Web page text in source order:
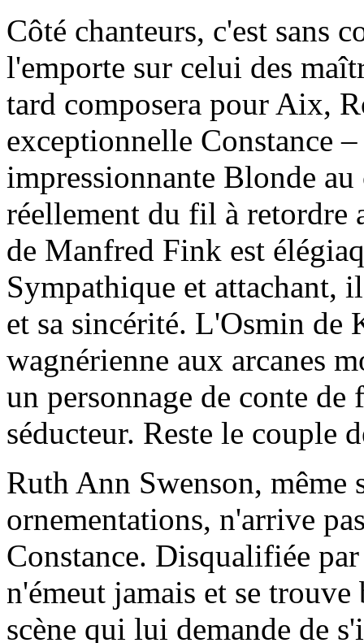
Côté chanteurs, c'est sans
l'emporte sur celui des
tard composera pour Aix,
exceptionnelle Constance
impressionnante Blonde
réellement du fil à retordre
de Manfred Fink est
Sympathique et attachant,
et sa sincérité. L'Osmin
wagnérienne aux arcanes
un personnage de conte
séducteur. Reste le couple
Ruth Ann Swenson, même
ornementations, n'arrive
Constance. Disqualifiée
n'émeut jamais et se trouve
scène qui lui demande de